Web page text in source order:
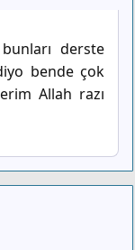
derste
bende çok
Allah razı